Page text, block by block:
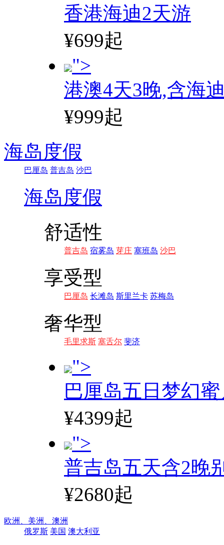
香港海迪2天游
¥699起
">
港澳4天3晚,含海
¥999起
海岛度假
巴厘岛 普吉岛 沙巴
海岛度假
舒适性
普吉岛 宿雾岛 芽庄 塞班岛 沙巴
享受型
巴厘岛 长滩岛 斯里兰卡 苏梅岛
奢华型
毛里求斯 塞舌尔 斐济
">
巴厘岛五日梦幻
¥4399起
">
普吉岛五天含2晚
¥2680起
欧洲、 美洲、 澳洲
俄罗斯 美国 澳大利亚